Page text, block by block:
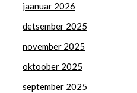
jaanuar 2026
detsember 2025
november 2025
oktoober 2025
september 2025